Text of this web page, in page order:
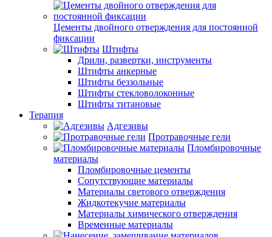
Цементы двойного отверждения для постоянной
фиксации
Штифты
Дрили, развертки, инструменты
Штифты анкерные
Штифты беззольные
Штифты стекловолоконные
Штифты титановые
Терапия
Адгезивы
Протравочные гели
Пломбировочные
материалы
Пломбировочные цементы
Сопутствующие материалы
Материалы светового отверждения
Жидкотекучие материалы
Материалы химического отверждения
Временные материалы